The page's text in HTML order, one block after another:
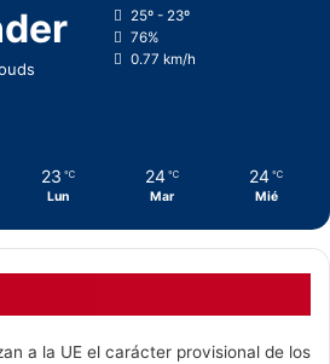
25º - 23º
76%
0.77 km/h
23 ℃
Lun
24 ℃
Mar
24 ℃
Mié
a la UE el carácter provisional de los